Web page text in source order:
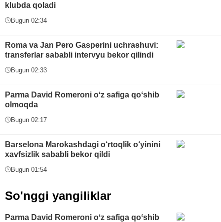
klubda qoladi
Bugun 02:34
Roma va Jan Pero Gasperini uchrashuvi:
transferlar sababli intervyu bekor qilindi
Bugun 02:33
Parma David Romeroni oʻz safiga qoʻshib
olmoqda
Bugun 02:17
Barselona Marokashdagi o‘rtoqlik o‘yinini
xavfsizlik sababli bekor qildi
Bugun 01:54
So'nggi yangiliklar
Parma David Romeroni oʻz safiga qoʻshib